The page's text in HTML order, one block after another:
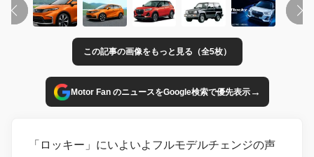
この記事の画像をもっと見る（全5枚）
Motor Fan のニュースをGoogle検索で優先表示→
「ロッキー」にいよいよフルモデルチェンジの声